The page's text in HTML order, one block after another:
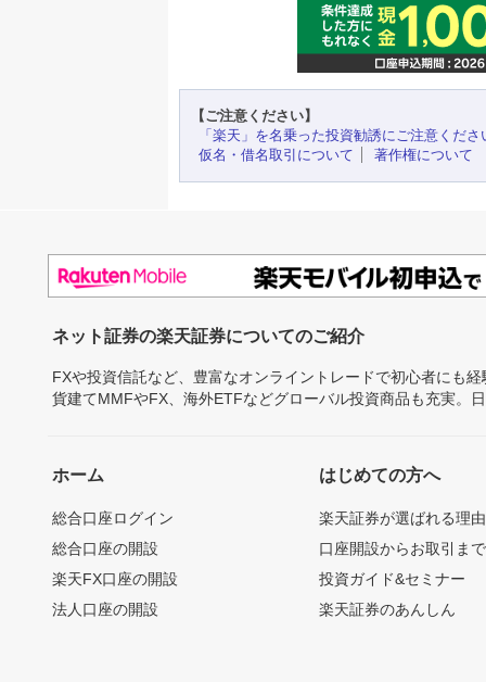
【ご注意ください】
「楽天」を名乗った投資勧誘にご注意くださ
仮名・借名取引について
著作権について
ネット証券の楽天証券についてのご紹介
FXや投資信託など、豊富なオンライントレードで初心者にも
貨建てMMFやFX、海外ETFなどグローバル投資商品も充実。
ホーム
総合口座ログイン
総合口座の開設
楽天FX口座の開設
法人口座の開設
はじめての方へ
楽天証券が選ばれる理由
口座開設からお取引ま
投資ガイド&セミナー
楽天証券のあんしん